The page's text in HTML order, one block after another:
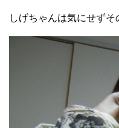
しげちゃんは気にせずそ